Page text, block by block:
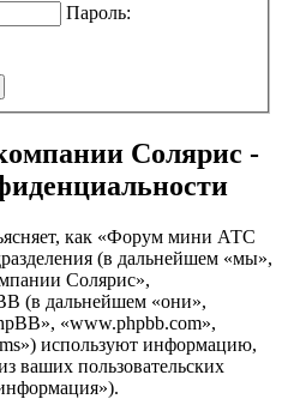
Пароль:
Солярис -
как «Форум мини АТС
(в дальнейшем «мы»,
Солярис»,
(в дальнейшем «они»,
«www.phpbb.com»,
используют информацию,
ваших пользовательских